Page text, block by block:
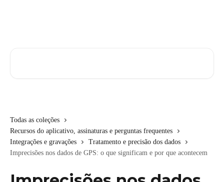
Todas as coleções
Recursos do aplicativo, assinaturas e perguntas frequentes
Integrações e gravações
Tratamento e precisão dos dados
Imprecisões nos dados de GPS: o que significam e por que acontecem